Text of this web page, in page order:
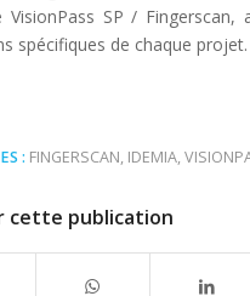
VisionPass SP / Fingerscan,
spécifiques de chaque projet.
: FINGERSCAN, IDEMIA,
cette publication